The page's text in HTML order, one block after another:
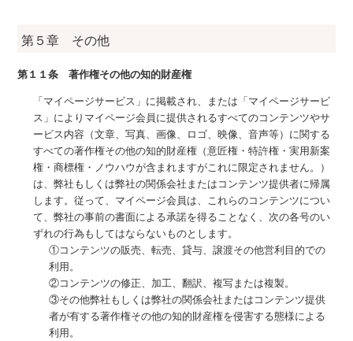
第５章 その他
第１１条 著作権その他の知的財産権
「マイページサービス」に掲載され、または「マイページサービ
ス」によりマイページ会員に提供されるすべてのコンテンツやサ
ービス内容（文章、写真、画像、ロゴ、映像、音声等）に関する
すべての著作権その他の知的財産権（意匠権・特許権・実用新案
権・商標権・ノウハウが含まれますがこれに限定されません。）
は、弊社もしくは弊社の関係会社またはコンテンツ提供者に帰属
します。従って、マイページ会員は、これらのコンテンツについ
て、弊社の事前の書面による承諾を得ることなく、次の各号のい
ずれの行為もしてはならないものとします。
①コンテンツの販売、転売、貸与、譲渡その他営利目的での
利用。
②コンテンツの修正、加工、翻訳、複写または複製。
③その他弊社もしくは弊社の関係会社またはコンテンツ提供
者が有する著作権その他の知的財産権を侵害する態様による
利用。